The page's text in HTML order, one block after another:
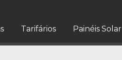
Tarifários Painéis Solar